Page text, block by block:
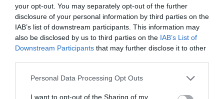
your opt-out. You may separately opt-out of the further
disclosure of your personal information by third parties on the
IAB’s list of downstream participants. This information may
also be disclosed by us to third parties on the IAB’s List of
Downstream Participants that may further disclose it to other
Please note that this website/app uses one or more Google
not limited to your visit or usage behaviour. You may click to
Personal Data Processing Opt Outs
I want to opt-out of the Sharing of my